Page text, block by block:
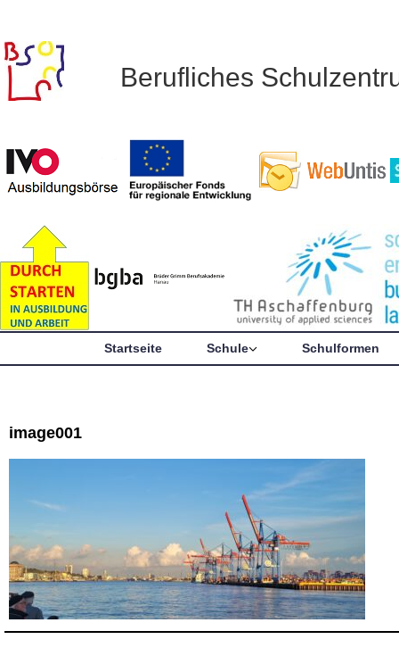
Berufliches
Startseite Schule Schulformen
image001